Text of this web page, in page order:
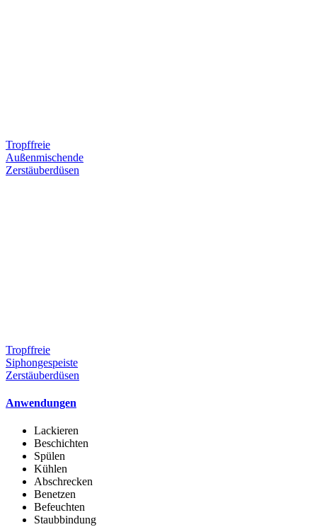
Tropffreie
Außenmischende
Zerstäuberdüsen
Tropffreie
Siphongespeiste
Zerstäuberdüsen
Anwendungen
Lackieren
Beschichten
Spülen
Kühlen
Abschrecken
Benetzen
Befeuchten
Staubbindung